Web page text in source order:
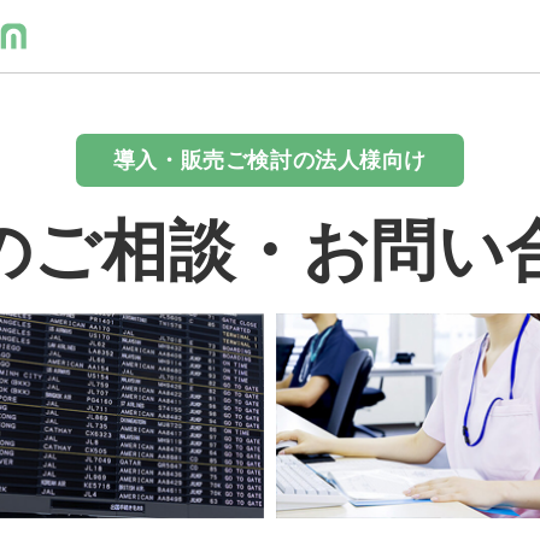
導入・販売ご検討の法人様向け
ご相談・お問い